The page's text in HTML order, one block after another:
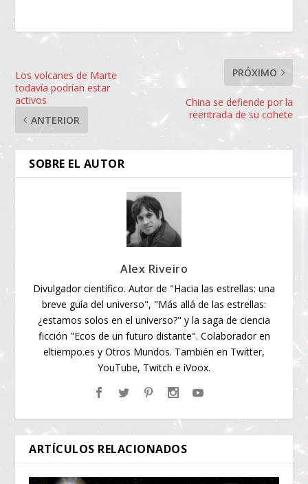
Los volcanes de Marte
todavía podrían estar
activos
ANTERIOR
PRÓXIMO
China se defiende por la
reentrada de su cohete
SOBRE EL AUTOR
Alex Riveiro
Divulgador científico. Autor de "Hacia las estrellas: una
breve guía del universo", "Más allá de las estrellas:
¿estamos solos en el universo?" y la saga de ciencia
ficción "Ecos de un futuro distante". Colaborador en
eltiempo.es y Otros Mundos. También en Twitter,
YouTube, Twitch e iVoox.
ARTÍCULOS RELACIONADOS